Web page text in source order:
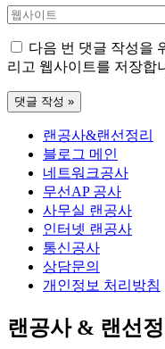
일
웹
이
트
다음 번 댓글 작성을
리고 웹사이트를 저장합
랜공사&랜선정리
블로그 메인
네트워크공사
무선AP 공사
사무실 랜공사
인터넷 랜공사
통신공사
상담문의
개인정보 처리방침
랜공사 & 랜선